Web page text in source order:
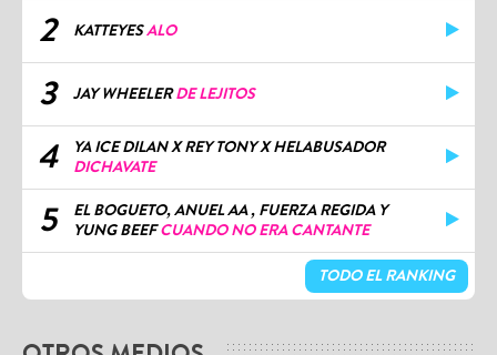
2 KATTEYESALO
3 JAY WHEELERDE LEJITOS
4
YA ICE DILAN X REY TONY X HELABUSADOR
DICHAVATE
5
EL BOGUETO, ANUEL AA , FUERZA REGIDA Y
YUNG BEEFCUANDO NO ERA CANTANTE
TODO EL RANKING